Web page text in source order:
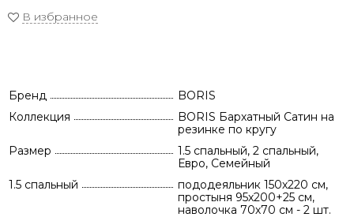
В избранное
Бренд
BORIS
Коллекция
BORIS Бархатный Сатин на
резинке по кругу
Размер
1.5 спальный, 2 спальный,
Евро, Семейный
1.5 спальный
пододеяльник 150х220 см,
простыня 95х200+25 см,
наволочка 70х70 см - 2 шт.